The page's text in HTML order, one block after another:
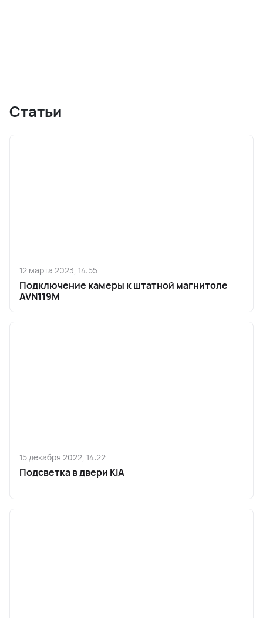
Статьи
12 марта 2023, 14:55
Подключение камеры к штатной магнитоле
AVN119M
15 декабря 2022, 14:22
Подсветка в двери KIA